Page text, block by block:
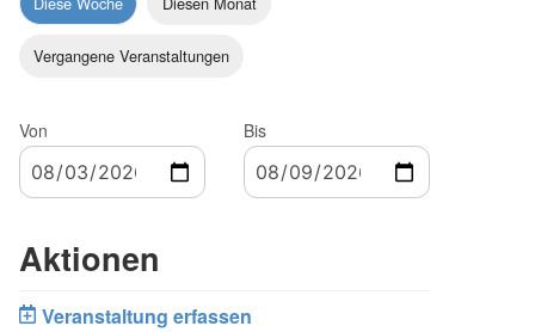
Vergangene Veranstaltungen
Von Bis
Aktionen
Veranstaltung erfassen